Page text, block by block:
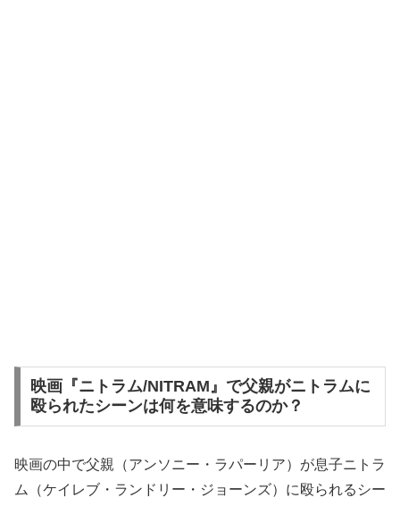
映画『ニトラム/NITRAM』で父親がニトラムに
殴られたシーンは何を意味するのか？
映画の中で父親（アンソニー・ラパーリア）が息子ニトラ
ム（ケイレブ・ランドリー・ジョーンズ）に殴られるシー